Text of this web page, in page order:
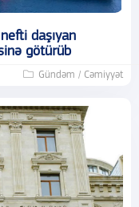
daşıyan
götürüb
Gündəm / Cəmiyyət